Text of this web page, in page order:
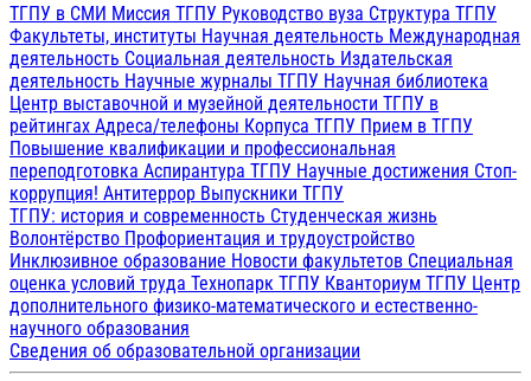
ТГПУ в СМИ Миссия ТГПУ Руководство вуза Структура ТГПУ
Факультеты, институты Научная деятельность Международная
деятельность Социальная деятельность Издательская
деятельность Научные журналы ТГПУ Научная библиотека
Центр выставочной и музейной деятельности ТГПУ в
рейтингах Адреса/телефоны Корпуса ТГПУ Прием в ТГПУ
Повышение квалификации и профессиональная
переподготовка Аспирантура ТГПУ Научные достижения Стоп-
коррупция! Антитеррор Выпускники ТГПУ
ТГПУ: история и современность Студенческая жизнь
Волонтёрство Профориентация и трудоустройство
Инклюзивное образование Новости факультетов Специальная
оценка условий труда Технопарк ТГПУ Кванториум ТГПУ Центр
дополнительного физико-математического и естественно-
научного образования
Сведения об образовательной организации